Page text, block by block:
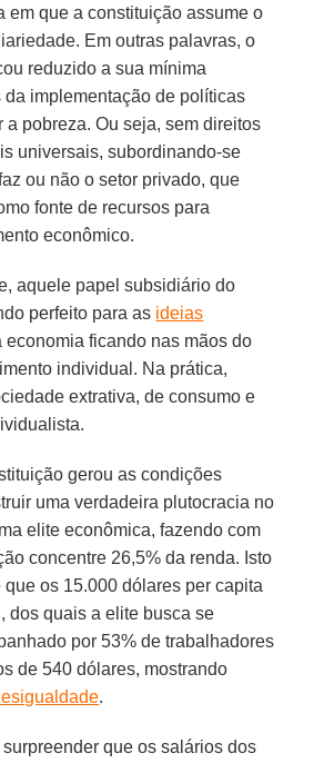
em que a constituição assume o
Em outras palavras, o
reduzido a sua mínima
da implementação de políticas
a pobreza. Ou seja, sem direitos
universais, subordinando-se
ou não o setor privado, que
fonte de recursos para
econômico.
aquele papel subsidiário do
perfeito para as ideias
economia ficando nas mãos do
individual. Na prática,
extrativa, de consumo e
gerou as condições
uma verdadeira plutocracia no
elite econômica, fazendo com
concentre 26,5% da renda. Isto
que os 15.000 dólares per capita
dos quais a elite busca se
por 53% de trabalhadores
de 540 dólares, mostrando
.
que os salários dos